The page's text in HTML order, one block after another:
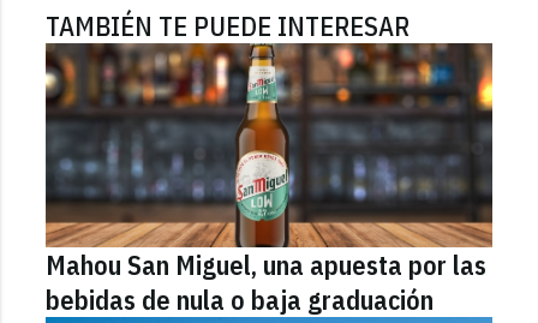
TAMBIÉN TE PUEDE INTERESAR
Mahou San Miguel, una apuesta por las
bebidas de nula o baja graduación